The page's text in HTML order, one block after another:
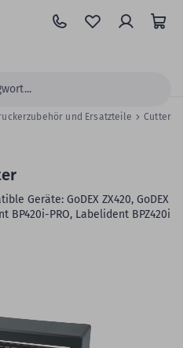
und Ersatzteile Cutter
Geräte: GoDEX ZX420, GoDEX
BP420i-PRO, Labelident BPZ420i